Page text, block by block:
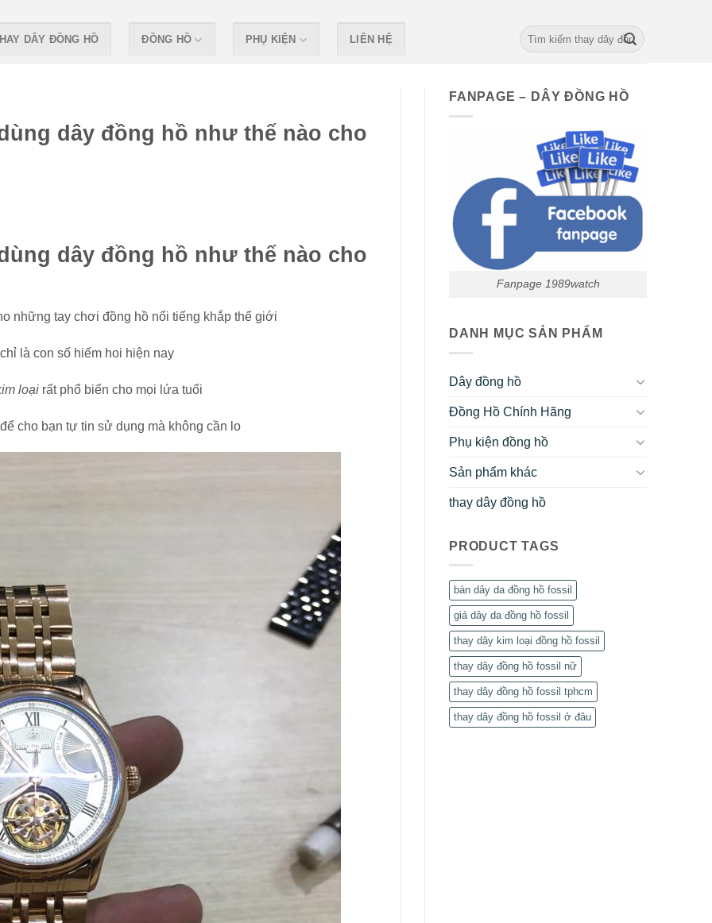
DÂY ĐỒNG HỒ ĐỒNG HỒ PHỤ KIỆN LIÊN HỆ
Search
for:
dây đồng hồ như thế nào cho
dây đồng hồ như thế nào cho
những tay chơi đồng hồ nổi tiếng khắp thế giới
là con số hiếm hoi hiện nay
loại rất phổ biến cho mọi lứa tuổi
cho bạn tự tin sử dụng mà không cần lo
FANPAGE – DÂY ĐỒNG HỒ
Fanpage 1989watch
DANH MỤC SẢN PHẨM
Dây đồng hồ
Đồng Hồ Chính Hãng
Phụ kiện đồng hồ
Sản phẩm khác
thay dây đồng hồ
PRODUCT TAGS
bán dây da đồng hồ fossil
giá dây da đồng hồ fossil
thay dây kim loại đồng hồ fossil
thay dây đồng hồ fossil nữ
thay dây đồng hồ fossil tphcm
thay dây đồng hồ fossil ở đâu